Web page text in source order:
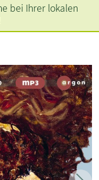
bei Ihrer lokalen